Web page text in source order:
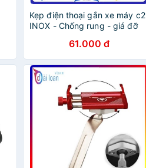
Kẹp điện thoại gắn xe máy c2
INOX - Chống rung - giá đỡ
chông chộm61.000 đ